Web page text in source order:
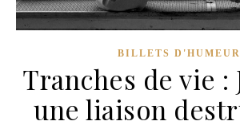
BILLETS D'HUMEUR
Tranches de vie :
une liaison